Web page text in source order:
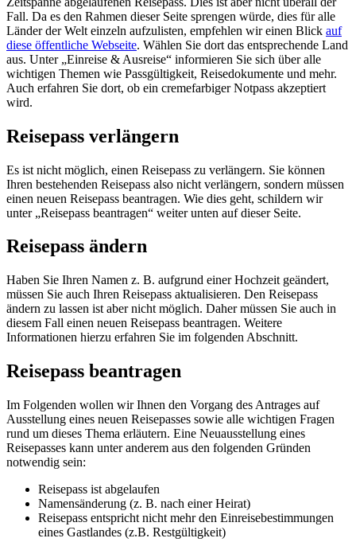
Fall. Da es den Rahmen dieser Seite sprengen würde, dies für alle
Länder der Welt einzeln aufzulisten, empfehlen wir einen Blick auf
diese öffentliche Webseite. Wählen Sie dort das entsprechende Land
aus. Unter „Einreise & Ausreise“ informieren Sie sich über alle
wichtigen Themen wie Passgültigkeit, Reisedokumente und mehr.
Auch erfahren Sie dort, ob ein cremefarbiger Notpass akzeptiert
wird.
Reisepass verlängern
Es ist nicht möglich, einen Reisepass zu verlängern. Sie können
Ihren bestehenden Reisepass also nicht verlängern, sondern müssen
einen neuen Reisepass beantragen. Wie dies geht, schildern wir
unter „Reisepass beantragen“ weiter unten auf dieser Seite.
Reisepass ändern
Haben Sie Ihren Namen z. B. aufgrund einer Hochzeit geändert,
müssen Sie auch Ihren Reisepass aktualisieren. Den Reisepass
ändern zu lassen ist aber nicht möglich. Daher müssen Sie auch in
diesem Fall einen neuen Reisepass beantragen. Weitere
Informationen hierzu erfahren Sie im folgenden Abschnitt.
Reisepass beantragen
Im Folgenden wollen wir Ihnen den Vorgang des Antrages auf
Ausstellung eines neuen Reisepasses sowie alle wichtigen Fragen
rund um dieses Thema erläutern. Eine Neuausstellung eines
Reisepasses kann unter anderem aus den folgenden Gründen
notwendig sein:
Reisepass ist abgelaufen
Namensänderung (z. B. nach einer Heirat)
Reisepass entspricht nicht mehr den Einreisebestimmungen
eines Gastlandes (z.B. Restgültigkeit)